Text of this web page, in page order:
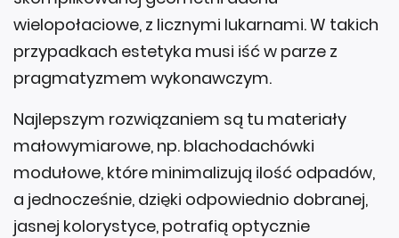
wielopołaciowe, z licznymi lukarnami. W takich
przypadkach estetyka musi iść w parze z
pragmatyzmem wykonawczym.
Najlepszym rozwiązaniem są tu materiały
małowymiarowe, np. blachodachówki
modułowe, które minimalizują ilość odpadów,
a jednocześnie, dzięki odpowiednio dobranej,
jasnej kolorystyce, potrafią optycznie